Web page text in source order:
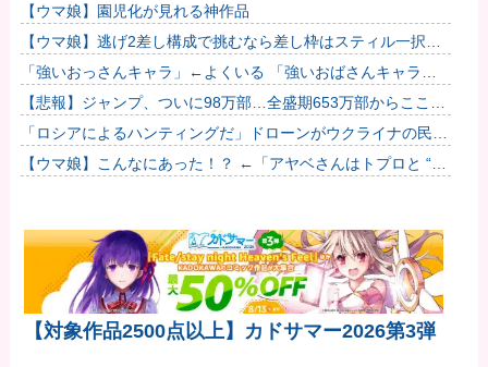
【ウマ娘】園児化が見れる神作品
【ウマ娘】逃げ2差し構成で挑むなら差し枠はスティル一択な
のだ。他
「強いおっさんキャラ」←よくいる 「強いおばさんキャラ」
← 全然いない他
【悲報】ジャンプ、ついに98万部…全盛期653万部からここま
で落ちる
「ロシアによるハンティングだ」ドローンがウクライナの民間
人を追い回して爆発…ゼレンスキー氏が非難！
【ウマ娘】こんなにあった！？ ←「アヤベさんはトプロと “1”
【対象作品2500点以上】カドサマー2026第3弾